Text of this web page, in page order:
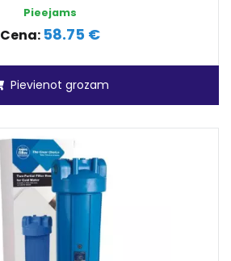
Pieejams
Cena: 58.75 €
Pievienot grozam